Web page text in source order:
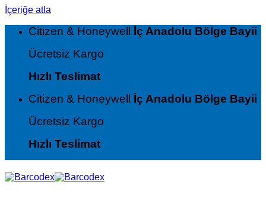
İçeriğe atla
Citizen & Honeywell İç Anadolu Bölge Bayii
Ücretsiz Kargo
Hızlı Teslimat
Citizen & Honeywell İç Anadolu Bölge Bayii
Ücretsiz Kargo
Hızlı Teslimat